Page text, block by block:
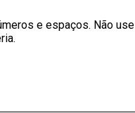
e espaços. Não use